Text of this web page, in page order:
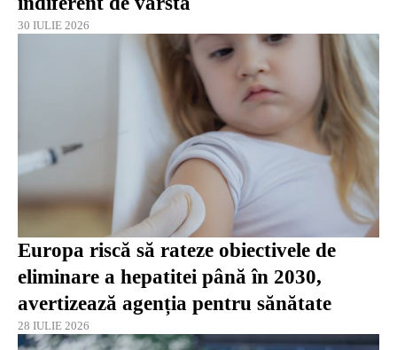
30 IULIE 2026
Europa riscă să rateze obiectivele de
eliminare a hepatitei până în 2030,
avertizează agenția pentru sănătate
28 IULIE 2026